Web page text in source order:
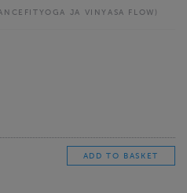
JA VINYASA FLOW)